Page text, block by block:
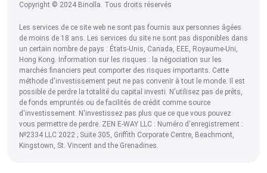
Copyright © 2024 Binolla. Tous droits réservés
Les services de ce site web ne sont pas fournis aux personnes âgées
de moins de 18 ans. Les services du site ne sont pas disponibles dans
un certain nombre de pays : États-Unis, Canada, EEE, Royaume-Uni,
Hong Kong. Information sur les risques : la négociation sur les
marchés financiers peut comporter des risques importants. Cette
méthode d'investissement peut ne pas convenir à tout le monde. Il est
possible de perdre la totalité du capital investi. N'utilisez pas de prêts,
de fonds empruntés ou de facilités de crédit comme source
d'investissement. N'investissez pas plus que ce que vous pouvez
vous permettre de perdre. ZEN E-WAY LLC : Numéro d'enregistrement :
№2334 LLC 2022 ; Suite 305, Griffith Corporate Centre, Beachmont,
Kingstown, St. Vincent and the Grenadines.